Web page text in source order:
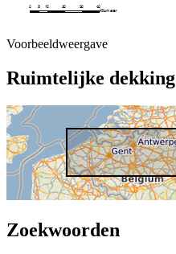
Voorbeeldweergave
Ruimtelijke dekking
Zoekwoorden